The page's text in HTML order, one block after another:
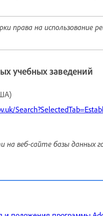
права на использование
учебных заведений
веб-сайте базы данных